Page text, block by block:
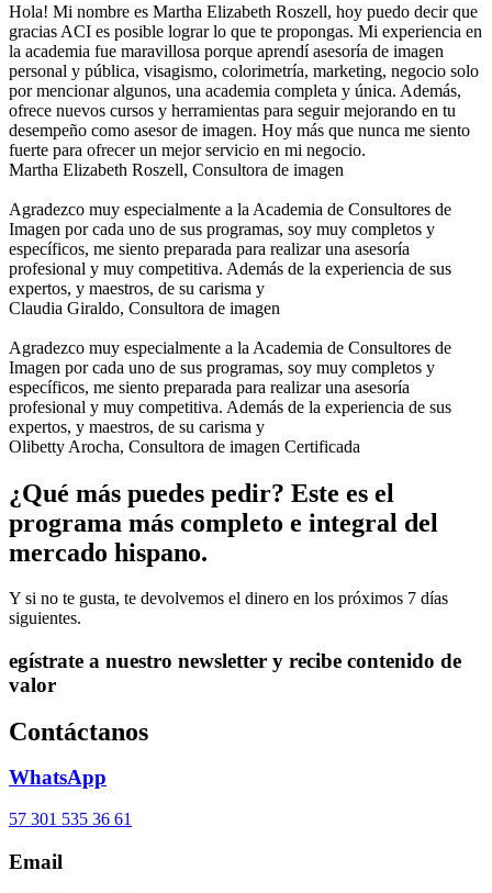
Hola! Mi nombre es Martha Elizabeth Roszell, hoy puedo decir que
gracias ACI es posible lograr lo que te propongas. Mi experiencia en
la academia fue maravillosa porque aprendí asesoría de imagen
personal y pública, visagismo, colorimetría, marketing, negocio solo
por mencionar algunos, una academia completa y única. Además,
ofrece nuevos cursos y herramientas para seguir mejorando en tu
desempeño como asesor de imagen. Hoy más que nunca me siento
fuerte para ofrecer un mejor servicio en mi negocio.
Martha Elizabeth Roszell, Consultora de imagen
Agradezco muy especialmente a la Academia de Consultores de
Imagen por cada uno de sus programas, soy muy completos y
específicos, me siento preparada para realizar una asesoría
profesional y muy competitiva. Además de la experiencia de sus
expertos, y maestros, de su carisma y
Claudia Giraldo, Consultora de imagen
Agradezco muy especialmente a la Academia de Consultores de
Imagen por cada uno de sus programas, soy muy completos y
específicos, me siento preparada para realizar una asesoría
profesional y muy competitiva. Además de la experiencia de sus
expertos, y maestros, de su carisma y
Olibetty Arocha, Consultora de imagen Certificada
¿Qué más puedes pedir? Este es el
programa más completo e integral del
mercado hispano.
Y si no te gusta, te devolvemos el dinero en los próximos 7 días
siguientes.
egístrate a nuestro newsletter y recibe contenido de
valor
Contáctanos
WhatsApp
57 301 535 36 61
Email